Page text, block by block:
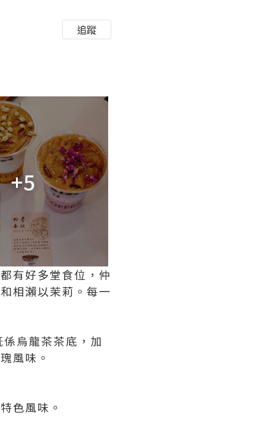
追蹤
+5
有好多堂食位，仲
相瀨以茉莉。每一
烏龍茶茶底，加
風味。
色風味。